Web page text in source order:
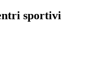
sportivi